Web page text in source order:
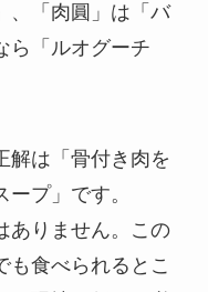
、「肉圓」は「バ
ら「ルオグーチ
解は「骨付き肉を
プ」です。
ありません。この
も食べられるとこ